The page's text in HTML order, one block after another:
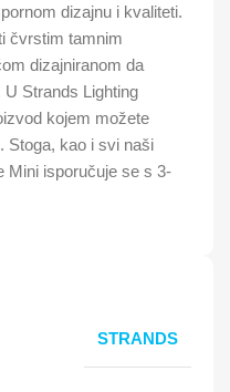
dizajnu i kvaliteti.
čvrstim tamnim
dizajniranom da
Strands Lighting
kojem možete
Stoga, kao i svi naši
Mini isporučuje se s 3-
STRANDS